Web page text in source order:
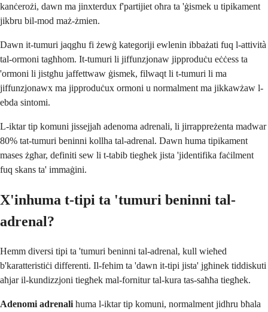
kanċerożi, dawn ma jinxterdux f'partijiet oħra ta 'ġismek u tipikament
jikbru bil-mod maż-żmien.
Dawn it-tumuri jaqgħu fi żewġ kategoriji ewlenin ibbażati fuq l-attività
tal-ormoni tagħhom. It-tumuri li jiffunzjonaw jipproduċu eċċess ta
'ormoni li jistgħu jaffettwaw ġismek, filwaqt li t-tumuri li ma
jiffunzjonawx ma jipproduċux ormoni u normalment ma jikkawżaw l-
ebda sintomi.
L-iktar tip komuni jissejjaħ adenoma adrenali, li jirrappreżenta madwar
80% tat-tumuri beninni kollha tal-adrenal. Dawn huma tipikament
mases żgħar, definiti sew li t-tabib tiegħek jista 'jidentifika faċilment
fuq skans ta' immaġini.
X'inhuma t-tipi ta 'tumuri beninni tal-
adrenal?
Hemm diversi tipi ta 'tumuri beninni tal-adrenal, kull wieħed
b'karatteristiċi differenti. Il-fehim ta 'dawn it-tipi jista' jgħinek tiddiskuti
aħjar il-kundizzjoni tiegħek mal-fornitur tal-kura tas-saħħa tiegħek.
Adenomi adrenali huma l-iktar tip komuni, normalment jidhru bħala